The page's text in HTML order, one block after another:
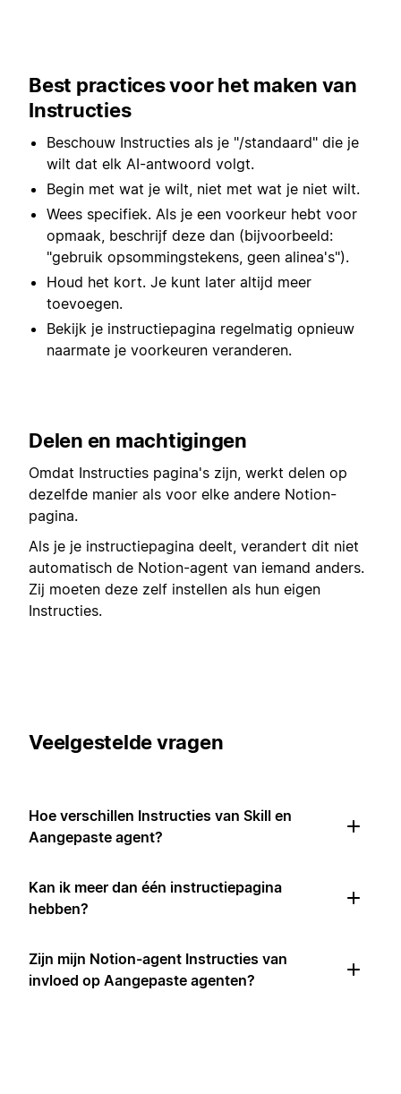
Best practices voor het maken van
Instructies
Beschouw Instructies als je "/standaard" die je
wilt dat elk AI-antwoord volgt.
Begin met wat je wilt, niet met wat je niet wilt.
Wees specifiek. Als je een voorkeur hebt voor
opmaak, beschrijf deze dan (bijvoorbeeld:
"gebruik opsommingstekens, geen alinea's").
Houd het kort. Je kunt later altijd meer
toevoegen.
Bekijk je instructiepagina regelmatig opnieuw
naarmate je voorkeuren veranderen.
Delen en machtigingen
Omdat Instructies pagina's zijn, werkt delen op
dezelfde manier als voor elke andere Notion-
pagina.
Als je je instructiepagina deelt, verandert dit niet
automatisch de Notion-agent van iemand anders.
Zij moeten deze zelf instellen als hun eigen
Instructies.
Veelgestelde vragen
Hoe verschillen Instructies van Skill en
Aangepaste agent?
Kan ik meer dan één instructiepagina
hebben?
Zijn mijn Notion-agent Instructies van
invloed op Aangepaste agenten?